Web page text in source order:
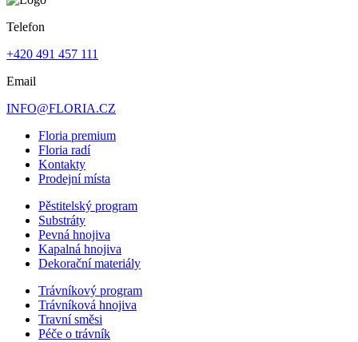
Telefon
+420 491 457 111
Email
INFO@FLORIA.CZ
Floria premium
Floria radí
Kontakty
Prodejní místa
Pěstitelský program
Substráty
Pevná hnojiva
Kapalná hnojiva
Dekorační materiály
Trávníkový program
Trávníková hnojiva
Travní směsi
Péče o trávník